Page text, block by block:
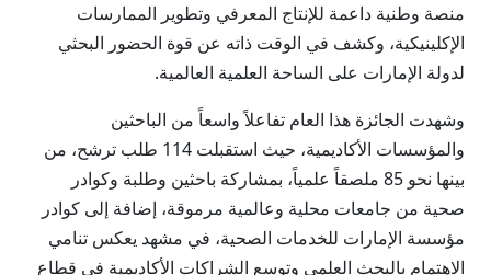
منصة وطنية داعمة للإنتاج المعرفي وتطوير الممارسات
الإكلينيكية، وكشف في الوقت ذاته عن قوة الحضور البحثي
لدولة الإمارات على الساحة العلمية العالمية.
وشهدت الجائزة هذا العام تفاعلاً واسعاً من الباحثين
والمؤسسات الأكاديمية، حيث استقبلت 114 طلب ترشح، من
بينها نحو 85 ملصقاً علمياً، بمشاركة باحثين وطلبة وكوادر
صحية من جامعات محلية وعالمية مرموقة، إضافة إلى كوادر
مؤسسة الإمارات للخدمات الصحية، في مشهد يعكس تنامي
الاهتمام بالبحث العلمي وتوسع الشراكات الأكاديمية في قطاع